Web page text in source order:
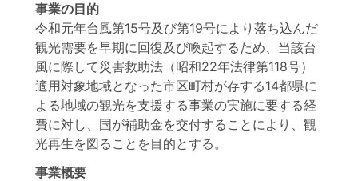
事業の目的
令和元年台風第15号及び第19号により落ち込んだ
観光需要を早期に回復及び喚起するため、当該台
風に際して災害救助法（昭和22年法律第118号）
適用対象地域となった市区町村が存する14都県に
よる地域の観光を支援する事業の実施に要する経
費に対し、国が補助金を交付することにより、観
光再生を図ることを目的とする。
事業概要